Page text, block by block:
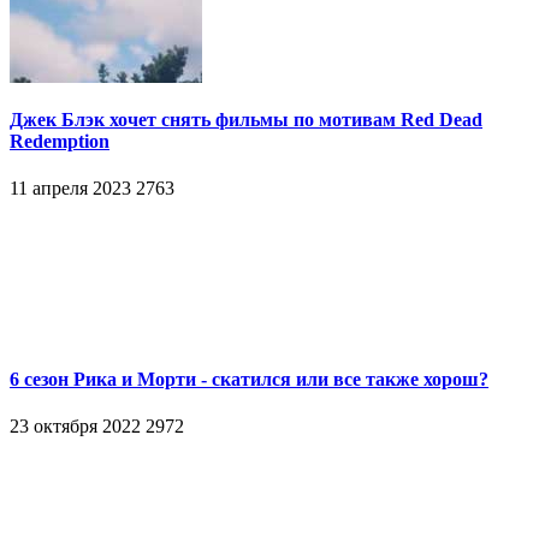
Джек Блэк хочет снять фильмы по мотивам Red Dead
Redemption
11 апреля 2023 2763
6 сезон Рика и Морти - скатился или все также хорош?
23 октября 2022 2972